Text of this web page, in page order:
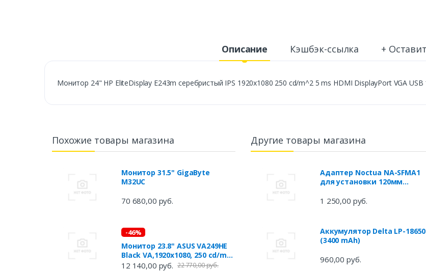
Описание Кэшбэк-ссылка +
Монитор 24" HP EliteDisplay E243m серебристый IPS 1920x1080 250 cd/m^2 5 ms HDMI DisplayPort VGA USB
Похожие товары магазина
Монитор 31.5" GigaByte
M32UC
70 680,00 руб.
-46%
Монитор 23.8" ASUS VA249HE
Black VA,1920x1080, 250 cd/m2,
5 ms,3000:1, D-Sub, HDMI, vesa
12 140,00 руб. 22 770,00 руб.
Другие товары магазина
Адаптер Noctua NA-SFMA1
для установки 120мм
радиатор
1 250,00 руб.
Аккумулятор Delta LP-18650
(3400 mAh)
960,00 руб.